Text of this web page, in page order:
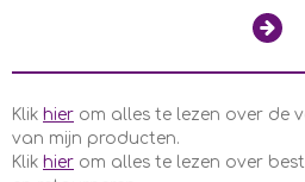
Klik hier om alles te lezen over de
van mijn producten.
Klik hier om alles te lezen over